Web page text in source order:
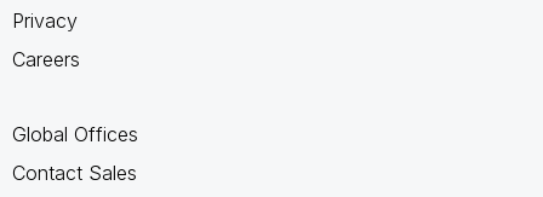
Privacy
Careers
Global Offices
Contact Sales